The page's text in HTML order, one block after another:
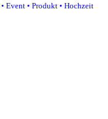
• Event • Produkt • Hochzeit